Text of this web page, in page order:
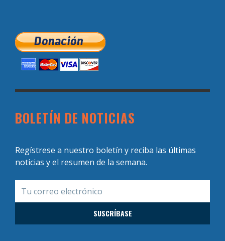
BOLETÍN DE NOTICIAS
Regístrese a nuestro boletín y reciba las últimas
noticias y el resumen de la semana.